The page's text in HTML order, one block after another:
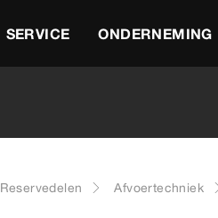
SERVICE ONDERNEMING
Reservedelen Afvoertechniek